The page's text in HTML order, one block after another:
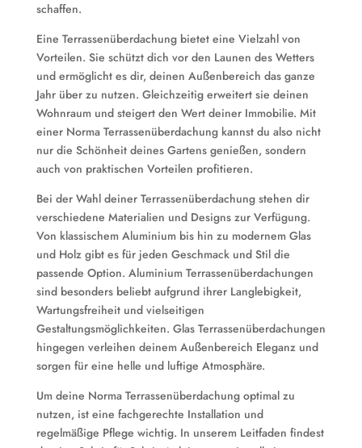
schaffen.
Eine Terrassenüberdachung bietet eine Vielzahl von
Vorteilen. Sie schützt dich vor den Launen des Wetters
und ermöglicht es dir, deinen Außenbereich das ganze
Jahr über zu nutzen. Gleichzeitig erweitert sie deinen
Wohnraum und steigert den Wert deiner Immobilie. Mit
einer Norma Terrassenüberdachung kannst du also nicht
nur die Schönheit deines Gartens genießen, sondern
auch von praktischen Vorteilen profitieren.
Bei der Wahl deiner Terrassenüberdachung stehen dir
verschiedene Materialien und Designs zur Verfügung.
Von klassischem Aluminium bis hin zu modernem Glas
und Holz gibt es für jeden Geschmack und Stil die
passende Option. Aluminium Terrassenüberdachungen
sind besonders beliebt aufgrund ihrer Langlebigkeit,
Wartungsfreiheit und vielseitigen
Gestaltungsmöglichkeiten. Glas Terrassenüberdachungen
hingegen verleihen deinem Außenbereich Eleganz und
sorgen für eine helle und luftige Atmosphäre.
Um deine Norma Terrassenüberdachung optimal zu
nutzen, ist eine fachgerechte Installation und
regelmäßige Pflege wichtig. In unserem Leitfaden findest